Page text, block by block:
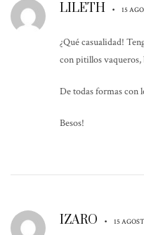
LILETH • 15
¿Qué casualidad!
con pitillos
De todas formas con
Besos!
IZARO • 15